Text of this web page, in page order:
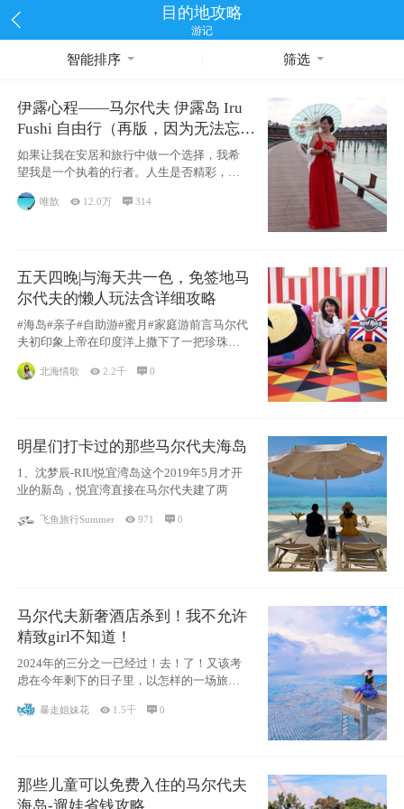
目的地攻略
游记
智能排序 筛选
伊露心程——马尔代夫 伊露岛 Iru
Fushi 自由行（再版，因为无法忘却
的留恋）
如果让我在安居和旅行中做一个选择，我希
望我是一个执着的行者。人生是否精彩，都
源于自己
唯歆  12.0万  314
五天四晚|与海天共一色，免签地马
尔代夫的懒人玩法含详细攻略
#海岛#亲子#自助游#蜜月#家庭游前言马尔代
夫初印象上帝在印度洋上撒下了一把珍珠，
北海情歌 2.2千 0
明星们打卡过的那些马尔代夫海岛
1、沈梦辰-RIU悦宜湾岛这个2019年5月才开
业的新岛，悦宜湾直接在马尔代夫建了两
飞鱼旅行Summer 971 0
马尔代夫新奢酒店杀到！我不允许
精致girl不知道！
2024年的三分之一已经过！去！了！又该考
虑在今年剩下的日子里，以怎样的一场旅行
暴走姐妹花  1.5千 0
那些儿童可以免费入住的马尔代夫